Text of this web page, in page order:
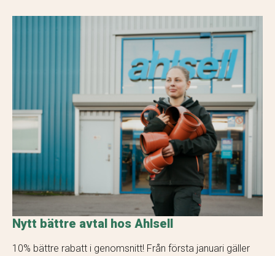
Nytt bättre avtal hos Ahlsell
10% bättre rabatt i genomsnitt! Från första januari gäller